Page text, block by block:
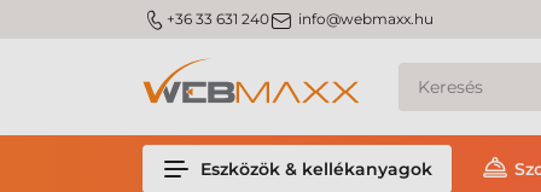
m_phone +36 33 631 240m_email info@webmaxx.hu
Eszközök & kellékanyagok